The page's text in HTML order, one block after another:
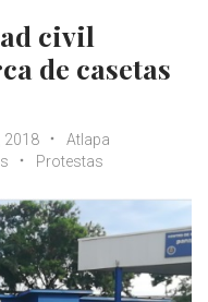
civil
de casetas
2018
Atlapa
Protestas